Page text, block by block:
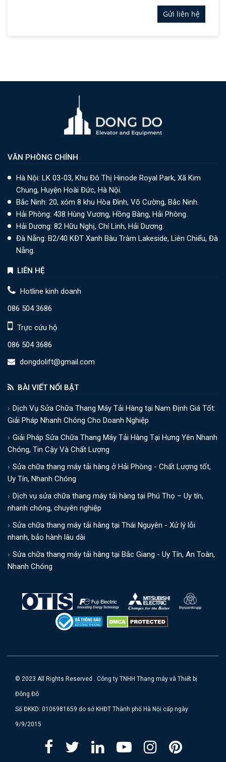
Gửi liên hệ
VĂN PHÒNG CHÍNH
Hà Nội: LK 03-03, Khu Đô Thị Hinode Royal Park, Xã Kim
Chung, Huyện Hoài Đức, Hà Nội.
Bắc Ninh: 20, xóm 8 khu Hòa Đình, Võ Cường, Bắc Ninh.
Hải Phòng: 438 Hùng Vương, Hồng Bàng, Hải Phòng.
Hải Dương: 82 Hữu Nghị, Chí Linh, Hải Dương.
Đà Nẵng: B2/40 KĐT Xanh Bàu Tràm Lakeside, Liên Chiểu, Đà
Nẵng.
LIÊN HỆ
Hotline kinh doanh
086 504 3686
Trực cứu hộ
086 504 3686
dongdolift@gmail.com
BÀI VIẾT NỔI BẬT
Dịch Vụ Sửa Chữa Thang Máy Tải Hàng tại Nam Định Giá Tốt:
Giải Pháp Nhanh Chóng Cho Doanh Nghiệp
Giải Pháp Sửa Chữa Thang Máy Tải Hàng Tại Hưng Yên Nhanh
Chóng, Tin Cậy Và Chất Lượng
Sửa chữa thang máy tải hàng ở Hải Phòng - Chất Lượng tốt,
Uy Tín, Nhanh Chóng
Dịch vụ sửa chữa thang máy tải hàng tại Phú Thọ – Uy tín,
nhanh chóng, chuyên nghiệp
Sửa chữa thang máy tải hàng tại Thái Nguyên - Xử lý lỗi
nhanh, bảo hành lâu dài
Sửa chữa thang máy tải hàng tại Bắc Giang - Uy Tín, An Toàn,
Nhanh Chóng
© 2023 All Rights Reserved . Công ty TNHH Thang máy và Thiết bị
Đông Đô
Số ĐKKD: 0106981659 do sở KHĐT Thành phố Hà Nội cấp ngày
9/9/2015